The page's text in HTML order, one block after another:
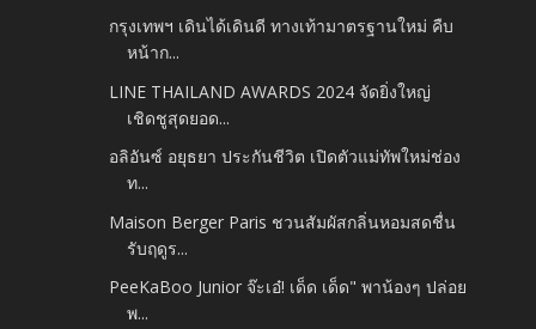
กรุงเทพฯ เดินได้เดินดี ทางเท้ามาตรฐานใหม่ คืบ
หน้าก...
LINE THAILAND AWARDS 2024 จัดยิ่งใหญ่
เชิดชูสุดยอด...
อลิอันซ์ อยุธยา ประกันชีวิต เปิดตัวแม่ทัพใหม่ช่อง
ท...
Maison Berger Paris ชวนสัมผัสกลิ่นหอมสดชื่น
รับฤดูร...
PeeKaBoo Junior จ๊ะเอ๋! เด็ด เด็ด" พาน้องๆ ปล่อย
พ...